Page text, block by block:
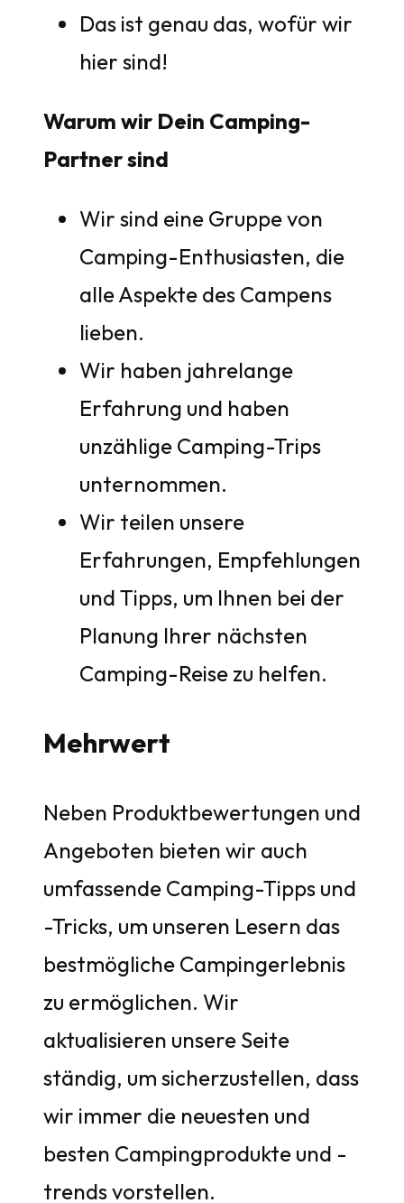
Das ist genau das, wofür wir
hier sind!
Warum wir Dein Camping-
Partner sind
Wir sind eine Gruppe von
Camping-Enthusiasten, die
alle Aspekte des Campens
lieben.
Wir haben jahrelange
Erfahrung und haben
unzählige Camping-Trips
unternommen.
Wir teilen unsere
Erfahrungen, Empfehlungen
und Tipps, um Ihnen bei der
Planung Ihrer nächsten
Camping-Reise zu helfen.
Mehrwert
Neben Produktbewertungen und
Angeboten bieten wir auch
umfassende Camping-Tipps und
-Tricks, um unseren Lesern das
bestmögliche Campingerlebnis
zu ermöglichen. Wir
aktualisieren unsere Seite
ständig, um sicherzustellen, dass
wir immer die neuesten und
besten Campingprodukte und -
trends vorstellen.